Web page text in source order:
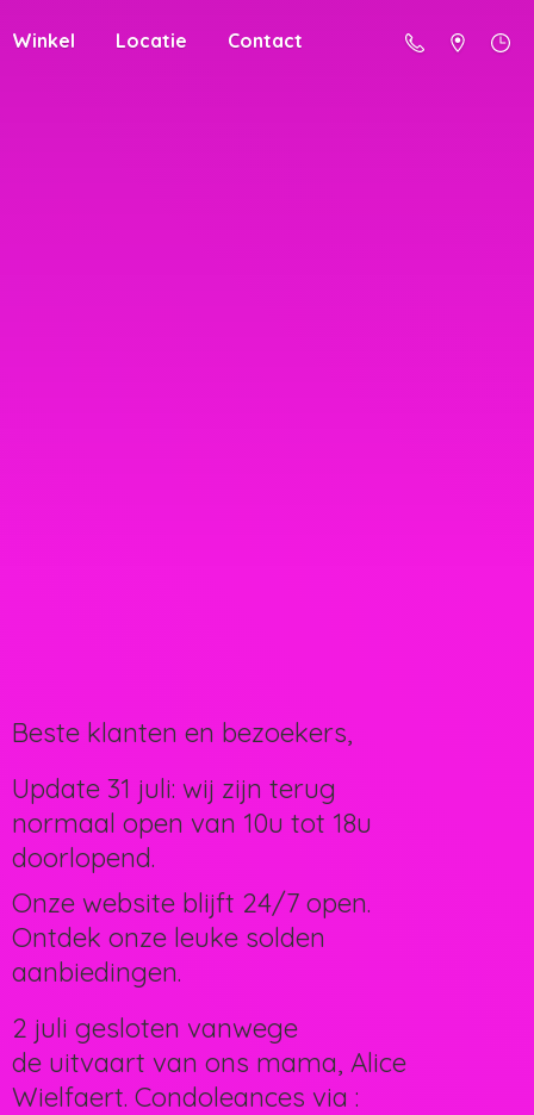
Winkel Locatie Contact
Beste klanten en bezoekers,
Update 31 juli: wij zijn terug
normaal open van 10u tot 18u
doorlopend.
Onze website blijft 24/7 open.
Ontdek onze leuke solden
aanbiedingen.
2 juli gesloten vanwege
de uitvaart van ons mama, Alice
Wielfaert. Condoleances via :